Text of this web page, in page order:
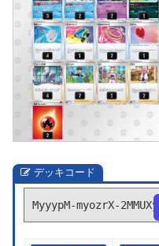
デッキコード
MyyypM-myozrX-2MMUXy